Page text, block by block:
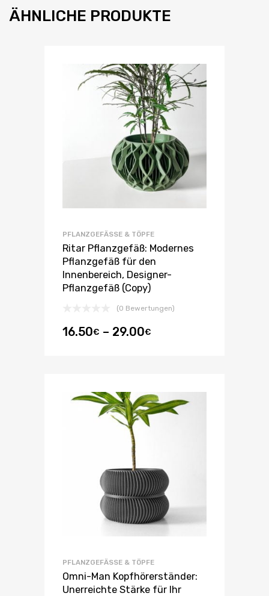
ÄHNLICHE PRODUKTE
PFLANZGEFÄSSE & TÖPFE
Ritar Pflanzgefäß: Modernes
Pflanzgefäß für den
Innenbereich, Designer-
Pflanzgefäß (Copy)
(0 Bewertungen)
16.50€ – 29.00€
PFLANZGEFÄSSE & TÖPFE
Omni-Man Kopfhörerständer:
Unerreichte Stärke für Ihr